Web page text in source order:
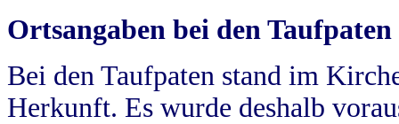
Ortsangaben bei den Taufpaten
Bei den Taufpaten stand im
Herkunft. Es wurde deshalb